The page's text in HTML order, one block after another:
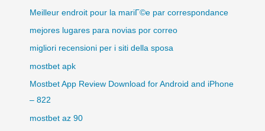
Meilleur endroit pour la mariГ©e par correspondance
mejores lugares para novias por correo
migliori recensioni per i siti della sposa
mostbet apk
Mostbet App Review Download for Android and iPhone
– 822
mostbet az 90